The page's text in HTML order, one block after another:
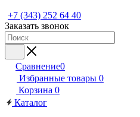
+7 (343) 252 64 40
Заказать звонок
Сравнение0
Избранные товары 0
Корзина 0
Каталог